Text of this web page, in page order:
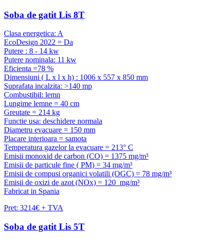
Soba de gatit Lis 8T
Clasa energetica: A
EcoDesign 2022 = Da
Putere : 8 - 14 kw
Putere nominala: 11 kw
Eficienta =78 %
Dimensiuni ( L x l x h) : 1006 x 557 x 850 mm
Suprafata incalzita: >140 mp
Combustibil: lemn
Lungime lemne = 40 cm
Greutate = 214 kg
Functie usa: deschidere normala
Diametru evacuare = 150 mm
Placare interioara = samota
Temperatura gazelor la evacuare = 213° C
Emisii monoxid de carbon (CO) = 1375 mg/m³
Emisii de particule fine ( PM) = 34 mg/m³
Emisii de compusi organici volatili (OGC) = 78 mg/m³
Emisii de oxizi de azot (NOx) = 120 mg/m³
Fabricat in Spania
Pret: 3214€ + TVA
Soba de gatit Lis 5T